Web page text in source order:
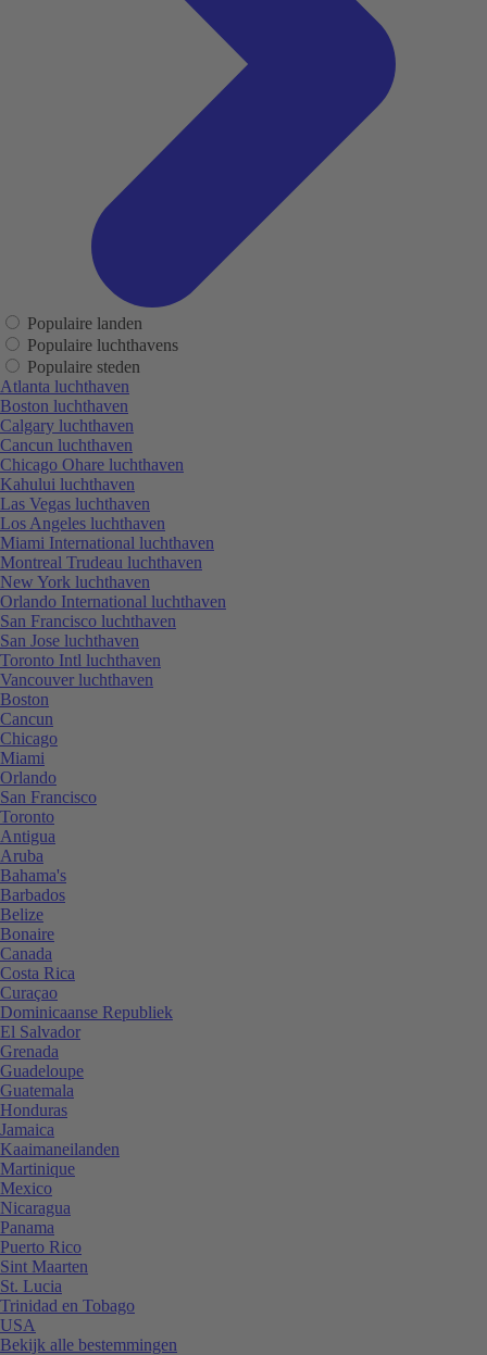
Populaire landen
Populaire luchthavens
Populaire steden
Atlanta luchthaven
Boston luchthaven
Calgary luchthaven
Cancun luchthaven
Chicago Ohare luchthaven
Kahului luchthaven
Las Vegas luchthaven
Los Angeles luchthaven
Miami International luchthaven
Montreal Trudeau luchthaven
New York luchthaven
Orlando International luchthaven
San Francisco luchthaven
San Jose luchthaven
Toronto Intl luchthaven
Vancouver luchthaven
Boston
Cancun
Chicago
Miami
Orlando
San Francisco
Toronto
Antigua
Aruba
Bahama's
Barbados
Belize
Bonaire
Canada
Costa Rica
Curaçao
Dominicaanse Republiek
El Salvador
Grenada
Guadeloupe
Guatemala
Honduras
Jamaica
Kaaimaneilanden
Martinique
Mexico
Nicaragua
Panama
Puerto Rico
Sint Maarten
St. Lucia
Trinidad en Tobago
USA
Bekijk alle bestemmingen